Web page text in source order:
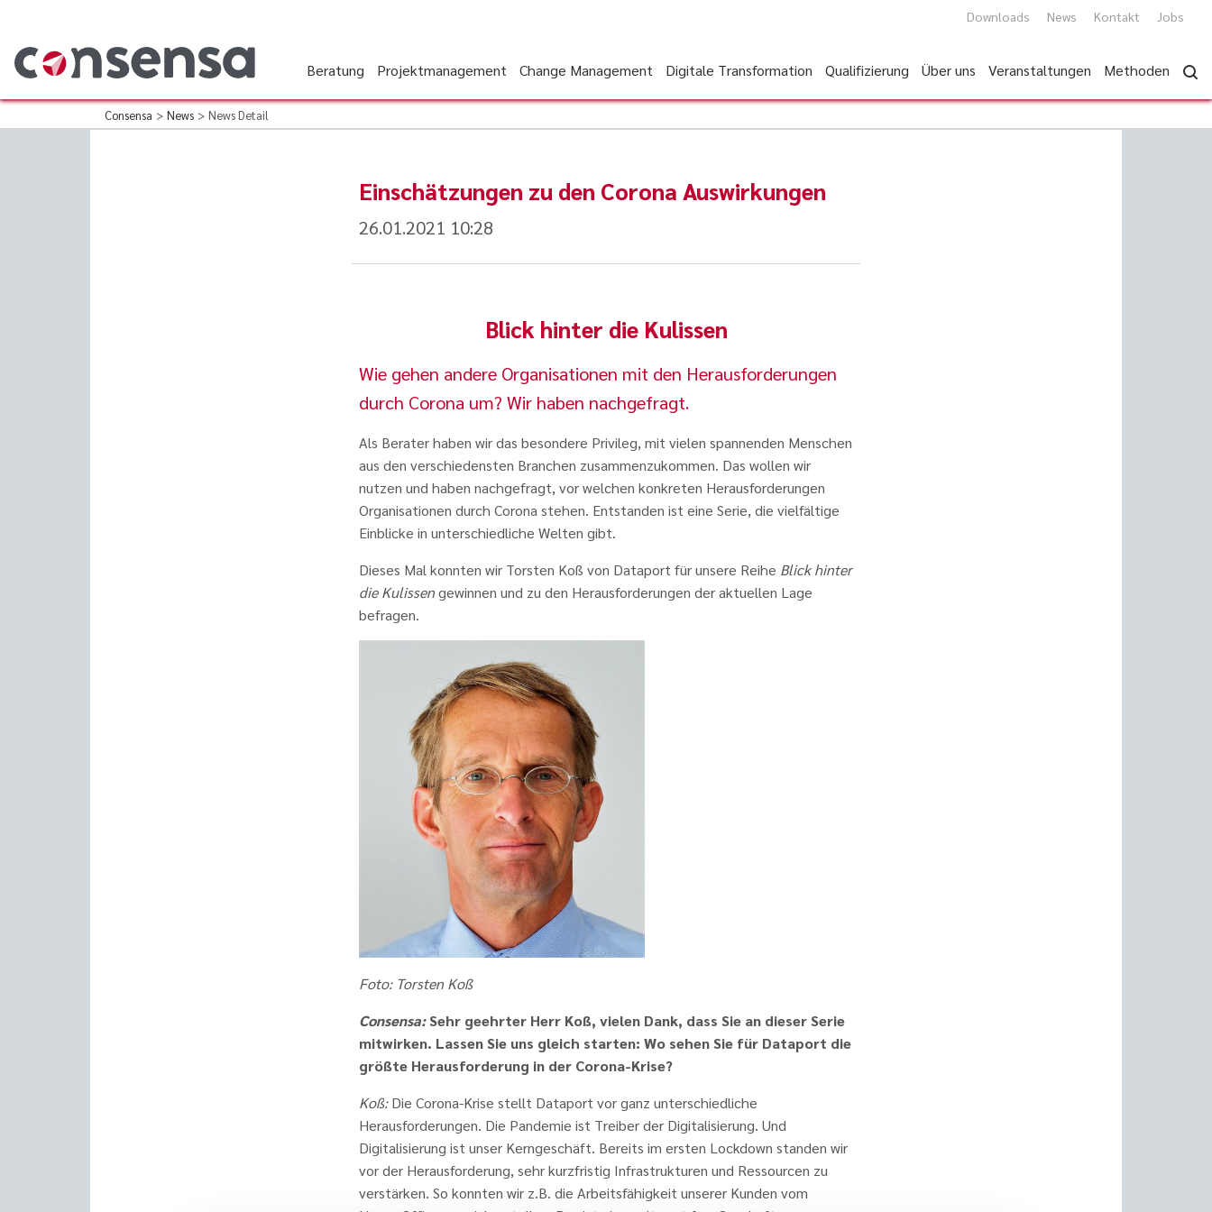
Downloads News Kontakt Jobs
Beratung Projektmanagement Change Management Digitale Transformation Qualifizierung Über uns Veranstaltungen Methoden
Consensa > News > News Detail
Einschätzungen zu den Corona Auswirkungen
26.01.2021 10:28
Blick hinter die Kulissen
Wie gehen andere Organisationen mit den Herausforderungen
durch Corona um? Wir haben nachgefragt.
Als Berater haben wir das besondere Privileg, mit vielen spannenden Menschen
aus den verschiedensten Branchen zusammenzukommen. Das wollen wir
nutzen und haben nachgefragt, vor welchen konkreten Herausforderungen
Organisationen durch Corona stehen. Entstanden ist eine Serie, die vielfältige
Einblicke in unterschiedliche Welten gibt.
Dieses Mal konnten wir Torsten Koß von Dataport für unsere Reihe Blick hinter
die Kulissengewinnen und zu den Herausforderungen der aktuellen Lage
befragen.
Foto: Torsten Koß
Consensa:Sehr geehrter Herr Koß, vielen Dank, dass Sie an dieser Serie
mitwirken. Lassen Sie uns gleich starten: Wo sehen Sie für Dataport die
größte Herausforderung in der Corona-Krise?
Koß: Die Corona-Krise stellt Dataport vor ganz unterschiedliche
Herausforderungen. Die Pandemie ist Treiber der Digitalisierung. Und
Digitalisierung ist unser Kerngeschäft. Bereits im ersten Lockdown standen wir
vor der Herausforderung, sehr kurzfristig Infrastrukturen und Ressourcen zu
verstärken. So konnten wir z.B. die Arbeitsfähigkeit unserer Kunden vom